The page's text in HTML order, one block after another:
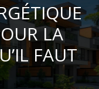
LA
FAUT